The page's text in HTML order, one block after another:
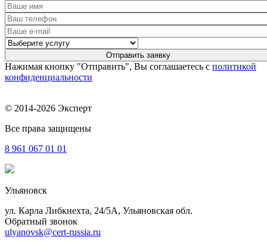
Нажимая кнопку "Отправить", Вы соглашаетесь с политикой
конфиденциальности
© 2014-2026 Эксперт
Все права защищены
8 961 067 01 01
Ульяновск
ул. Карла Либкнехта, 24/5А, Ульяновская обл.
Обратный звонок
ulyanovsk@cert-russia.ru